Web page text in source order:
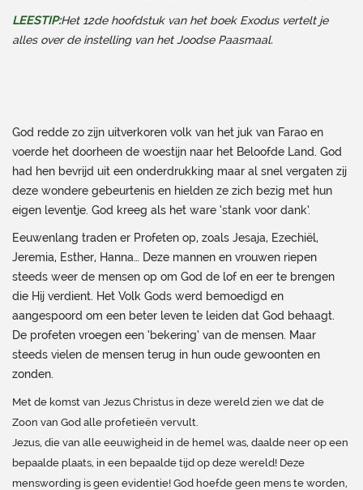
LEESTIP:Het 12de hoofdstuk van het boek Exodus vertelt je
alles over de instelling van het Joodse Paasmaal.
God redde zo zijn uitverkoren volk van het juk van Farao en
voerde het doorheen de woestijn naar het Beloofde Land. God
had hen bevrijd uit een onderdrukking maar al snel vergaten zij
deze wondere gebeurtenis en hielden ze zich bezig met hun
eigen leventje. God kreeg als het ware ‘stank voor dank’.
Eeuwenlang traden er Profeten op, zoals Jesaja, Ezechiël,
Jeremia, Esther, Hanna… Deze mannen en vrouwen riepen
steeds weer de mensen op om God de lof en eer te brengen
die Hij verdient. Het Volk Gods werd bemoedigd en
aangespoord om een beter leven te leiden dat God behaagt.
De profeten vroegen een ‘bekering’ van de mensen. Maar
steeds vielen de mensen terug in hun oude gewoonten en
zonden.
Met de komst van Jezus Christus in deze wereld zien we dat de
Zoon van God alle profetieën vervult.
Jezus, die van alle eeuwigheid in de hemel was, daalde neer op een
bepaalde plaats, in een bepaalde tijd op deze wereld! Deze
menswording is geen evidentie! God hoefde geen mens te worden,